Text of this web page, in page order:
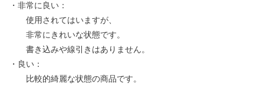
・非常に良い：
使用されてはいますが、
非常にきれいな状態です。
書き込みや線引きはありません。
・良い：
比較的綺麗な状態の商品です。